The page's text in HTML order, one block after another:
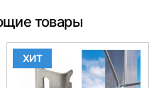
товары
ХИТ